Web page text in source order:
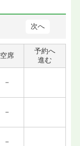
次へ
空席
予約へ
進む
－
－
－